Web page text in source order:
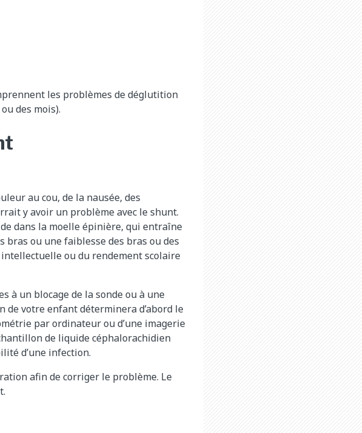
les problèmes de déglutition
des mois).
au cou, de la nausée, des
y avoir un problème avec le shunt.
dans la moelle épinière, qui entraîne
bras ou une faiblesse des bras ou des
ou du rendement scolaire
à un blocage de la sonde ou à une
de votre enfant déterminera d’abord le
par ordinateur ou d’une imagerie
de liquide céphalorachidien
d’une infection.
afin de corriger le problème. Le